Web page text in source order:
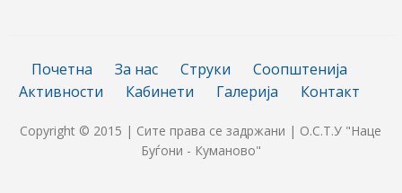
Почетна За нас Струки
Соопштенија
Активности
Кабинети Галерија Контакт
Copyright © 2015 | Сите права се задржани | О.С.Т.У "Наце
Буѓони - Куманово"